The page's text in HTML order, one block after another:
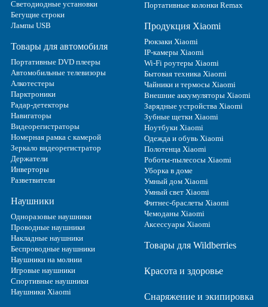
Светодиодные установки
Бегущие строки
Лампы USB
Товары для автомобиля
Портативные DVD плееры
Автомобильные телевизоры
Алкотестеры
Парктроники
Радар-детекторы
Навигаторы
Видеорегистраторы
Номерная рамка с камерой
Зеркало видеорегистратор
Держатели
Инверторы
Разветвители
Наушники
Одноразовые наушники
Проводные наушники
Накладные наушники
Беспроводные наушники
Наушники на молнии
Игровые наушники
Спортивные наушники
Наушники Xiaomi
Портативные колонки Remax
Продукция Xiaomi
Рюкзаки Xiaomi
IP-камеры Xiaomi
Wi-Fi роутеры Xiaomi
Бытовая техника Xiaomi
Чайники и термосы Xiaomi
Внешние аккумуляторы Xiaomi
Зарядные устройства Xiaomi
Зубные щетки Xiaomi
Ноутбуки Xiaomi
Одежда и обувь Xiaomi
Полотенца Xiaomi
Роботы-пылесосы Xiaomi
Уборка в доме
Умный дом Xiaomi
Умный свет Xiaomi
Фитнес-браслеты Xiaomi
Чемоданы Xiaomi
Аксессуары Xiaomi
Товары для Wildberries
Красота и здоровье
Снаряжение и экипировка